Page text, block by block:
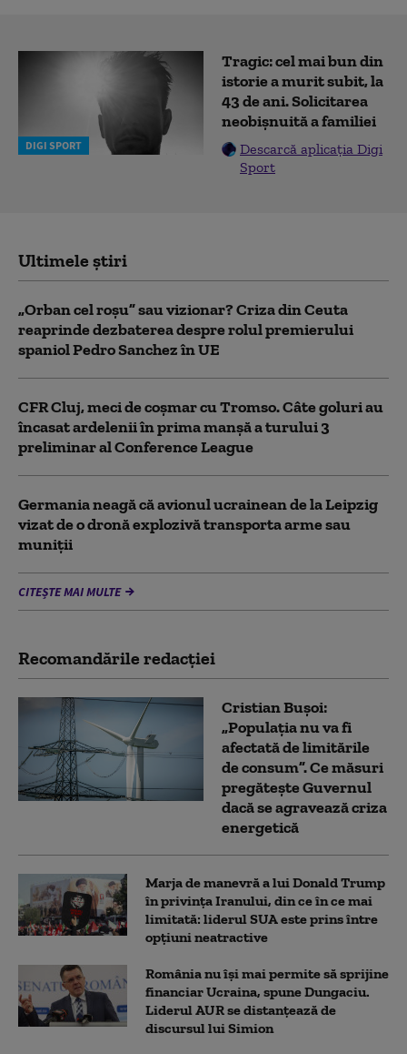
DIGI SPORT
Tragic: cel mai bun din
istorie a murit subit, la
43 de ani. Solicitarea
neobișnuită a familiei
Descarcă aplicația Digi
Sport
Ultimele știri
„Orban cel roșu” sau vizionar? Criza din Ceuta
reaprinde dezbaterea despre rolul premierului
spaniol Pedro Sanchez în UE
CFR Cluj, meci de coșmar cu Tromso. Câte goluri au
încasat ardelenii în prima manşă a turului 3
preliminar al Conference League
Germania neagă că avionul ucrainean de la Leipzig
vizat de o dronă explozivă transporta arme sau
muniţii
CITEȘTE MAI MULTE
Recomandările redacţiei
Cristian Bușoi:
„Populația nu va fi
afectată de limitările
de consum”. Ce măsuri
pregătește Guvernul
dacă se agravează criza
energetică
Marja de manevră a lui Donald Trump
în privința Iranului, din ce în ce mai
limitată: liderul SUA este prins între
opțiuni neatractive
România nu își mai permite să sprijine
financiar Ucraina, spune Dungaciu.
Liderul AUR se distanțează de
discursul lui Simion